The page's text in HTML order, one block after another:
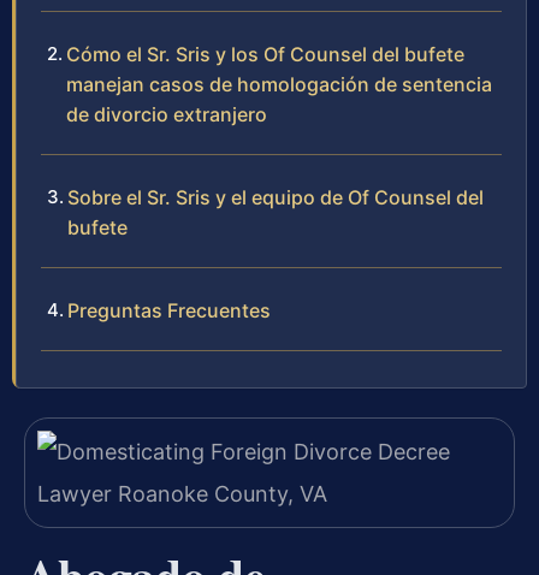
Cómo el Sr. Sris y los Of Counsel del bufete
manejan casos de homologación de sentencia
de divorcio extranjero
Sobre el Sr. Sris y el equipo de Of Counsel del
bufete
Preguntas Frecuentes